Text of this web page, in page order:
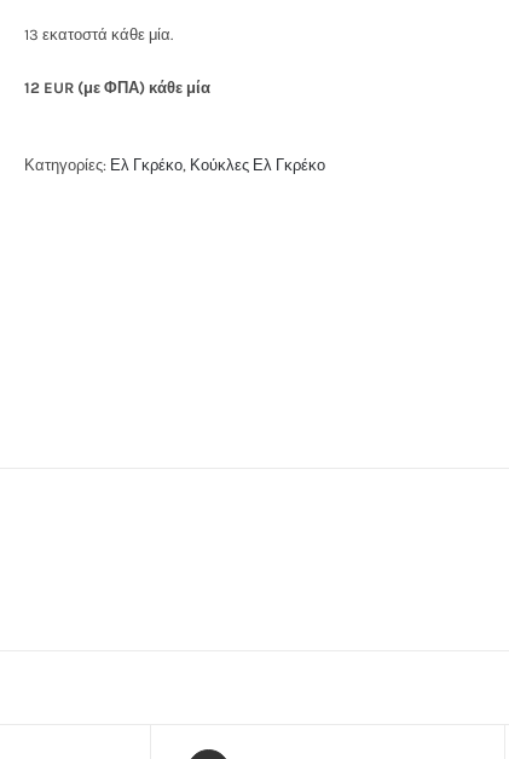
13 εκατοστά κάθε μία.
12 EUR (με ΦΠΑ) κάθε μία
Κατηγορίες: Ελ Γκρέκο, Κούκλες Ελ Γκρέκο